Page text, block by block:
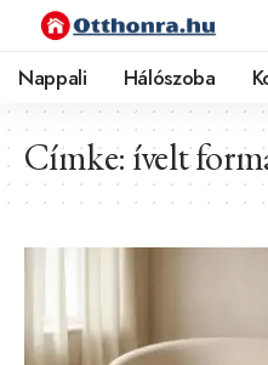
Nappali Hálószoba
Címke: ívelt